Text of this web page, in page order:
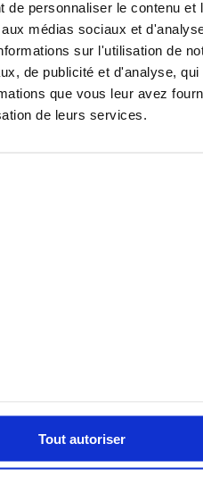
de personnaliser le contenu et
médias sociaux et
sur l'utilisation de
de publicité et d'analyse,
que vous leur avez
de leurs services.
Tout autoriser